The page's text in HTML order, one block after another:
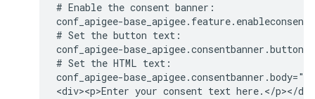
# Enable the consent banner:
conf_apigee-
# Set the button text:
conf_apigee-
# Set the HTML text:
conf_apigee-
<div><p>Enter your consent text here.</p></